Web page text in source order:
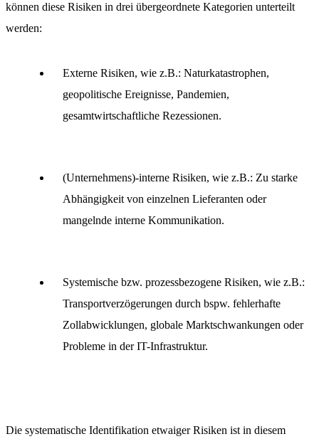
können diese Risiken in drei übergeordnete Kategorien unterteilt
werden:
Externe Risiken, wie z.B.: Naturkatastrophen,
geopolitische Ereignisse, Pandemien,
gesamtwirtschaftliche Rezessionen.
(Unternehmens)-interne Risiken, wie z.B.: Zu starke
Abhängigkeit von einzelnen Lieferanten oder
mangelnde interne Kommunikation.
Systemische bzw. prozessbezogene Risiken, wie z.B.:
Transportverzögerungen durch bspw. fehlerhafte
Zollabwicklungen, globale Marktschwankungen oder
Probleme in der IT-Infrastruktur.
Die systematische Identifikation etwaiger Risiken ist in diesem